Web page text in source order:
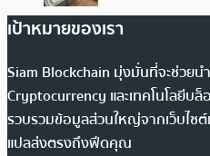
เป้าหมายของเรา
Siam Blockchain มุ่งมั่นที่จะช่วยน
Cryptocurrency และเทคโนโลยีบ
รวบรวมข้อมูลส่วนใหญ่จากเว็บไซต์
แปลส่งตรงถึงฟีดคุณ